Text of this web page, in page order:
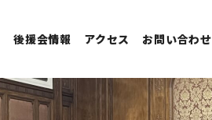
後援会情報 アクセス お問い合わせ